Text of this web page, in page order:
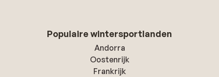
Populaire wintersportlanden
Andorra
Oostenrijk
Frankrijk